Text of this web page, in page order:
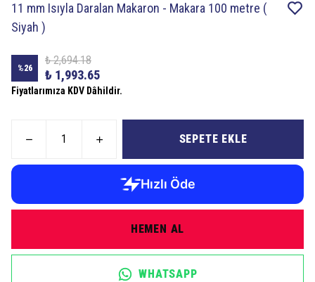
11 mm Isıyla Daralan Makaron - Makara 100 metre (
Siyah )
%26
₺ 2,694.18
₺ 1,993.65
Fiyatlarımıza KDV Dâhildir.
SEPETE EKLE
HEMEN AL
WHATSAPP